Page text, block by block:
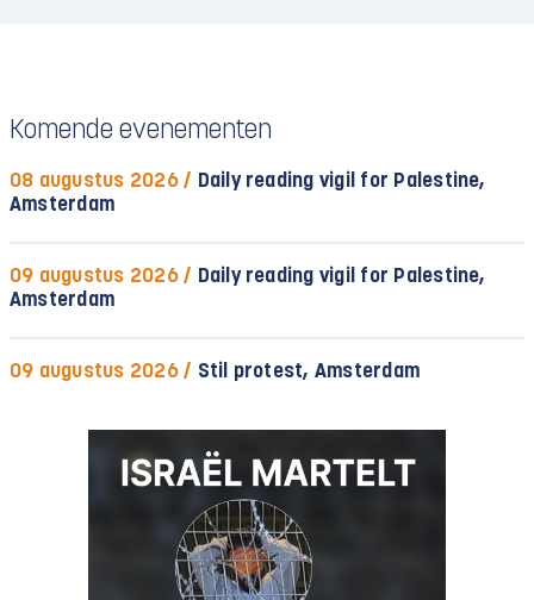
Komende evenementen
08 augustus 2026 / Daily reading vigil for Palestine,
Amsterdam
09 augustus 2026 / Daily reading vigil for Palestine,
Amsterdam
09 augustus 2026 / Stil protest, Amsterdam